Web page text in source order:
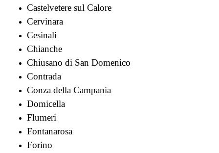
Castelvetere sul Calore
Cervinara
Cesinali
Chianche
Chiusano di San Domenico
Contrada
Conza della Campania
Domicella
Flumeri
Fontanarosa
Forino